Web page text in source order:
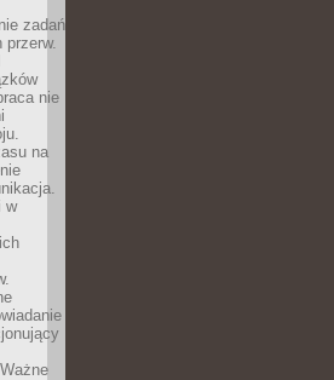
zadań
przerw.
nie
na
w